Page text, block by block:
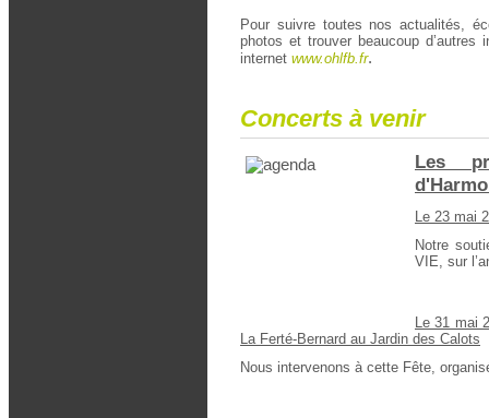
Pour suivre toutes nos actualités,
photos et trouver beaucoup
internet www.ohlfb.fr.
Concerts à venir
Les
Le 23 mai
Notre
VIE, sur
Le 31 mai
La Ferté-Bernard au Jardin des Calots
Nous intervenons à cette Fête,